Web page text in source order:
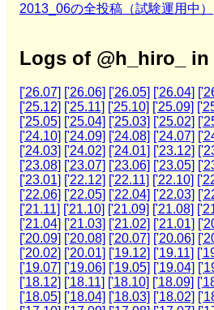
2013_06の全投稿（試験運用中）
Logs of @h_hiro_
['26.07] ['26.06] ['26.05] ['26.04]
['25.12] ['25.11] ['25.10] ['25.09]
['25.05] ['25.04] ['25.03] ['25.02]
['24.10] ['24.09] ['24.08] ['24.07]
['24.03] ['24.02] ['24.01] ['23.12]
['23.08] ['23.07] ['23.06] ['23.05]
['23.01] ['22.12] ['22.11] ['22.10]
['22.06] ['22.05] ['22.04] ['22.03]
['21.11] ['21.10] ['21.09] ['21.08]
['21.04] ['21.03] ['21.02] ['21.01]
['20.09] ['20.08] ['20.07] ['20.06]
['20.02] ['20.01] ['19.12] ['19.11]
['19.07] ['19.06] ['19.05] ['19.04]
['18.12] ['18.11] ['18.10] ['18.09]
['18.05] ['18.04] ['18.03] ['18.02]